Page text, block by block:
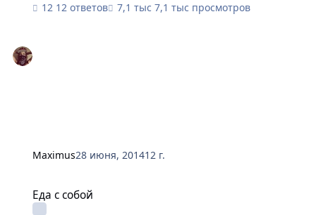
12 ответов
7,1 тыс просмотров
Maximus28 июня, 201412 г.
Еда с собой